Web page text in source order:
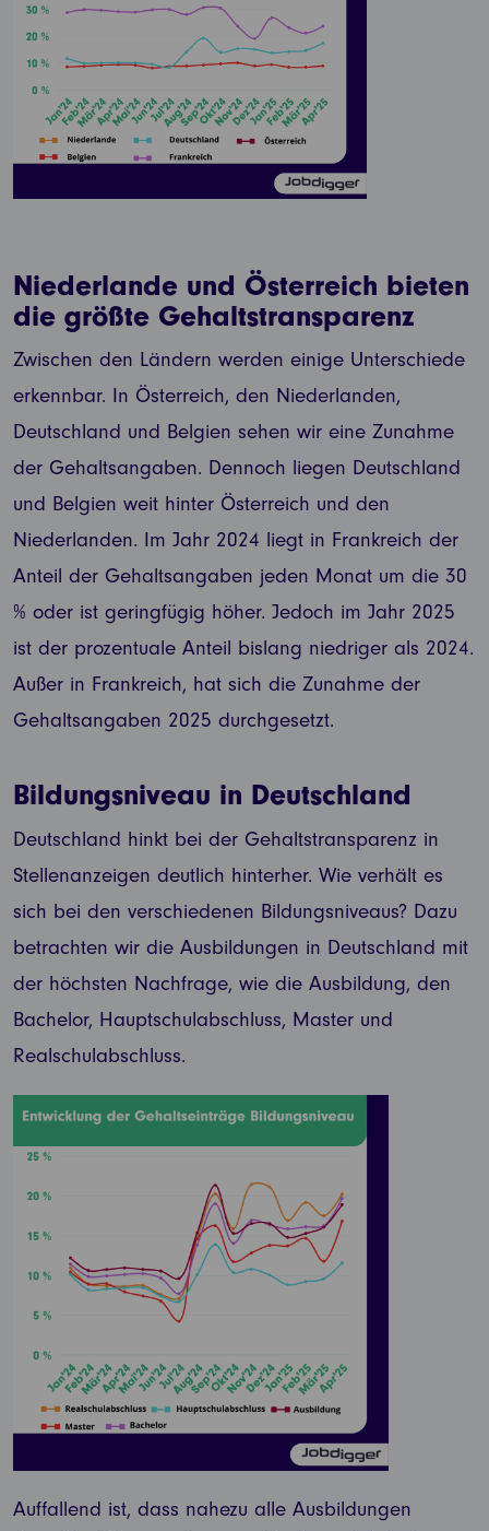
Niederlande und Österreich bieten
die größte Gehaltstransparenz
Zwischen den Ländern werden einige Unterschiede
erkennbar. In Österreich, den Niederlanden,
Deutschland und Belgien sehen wir eine Zunahme
der Gehaltsangaben. Dennoch liegen Deutschland
und Belgien weit hinter Österreich und den
Niederlanden. Im Jahr 2024 liegt in Frankreich der
Anteil der Gehaltsangaben jeden Monat um die 30
% oder ist geringfügig höher. Jedoch im Jahr 2025
ist der prozentuale Anteil bislang niedriger als 2024.
Außer in Frankreich, hat sich die Zunahme der
Gehaltsangaben 2025 durchgesetzt.
Bildungsniveau in Deutschland
Deutschland hinkt bei der Gehaltstransparenz in
Stellenanzeigen deutlich hinterher. Wie verhält es
sich bei den verschiedenen Bildungsniveaus? Dazu
betrachten wir die Ausbildungen in Deutschland mit
der höchsten Nachfrage, wie die Ausbildung, den
Bachelor, Hauptschulabschluss, Master und
Realschulabschluss.
Auffallend ist, dass nahezu alle Ausbildungen